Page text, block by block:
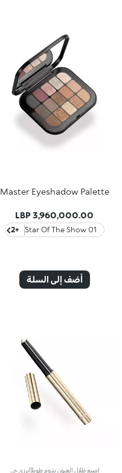
Master Eyeshadow Palette
3,960,000.00 LBP
01 Star Of The Show
+2
أضف إلى السلة